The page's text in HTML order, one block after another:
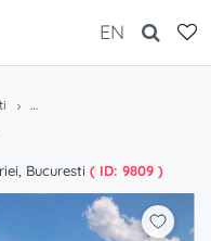
EN
Bucharest Business Center
Bucuresti ( ID: 9809 )